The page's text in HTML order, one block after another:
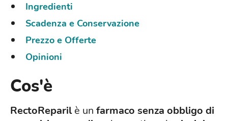
Ingredienti
Scadenza e Conservazione
Prezzo e Offerte
Opinioni
Cos'è
RectoReparilè un farmaco senza obbligo di